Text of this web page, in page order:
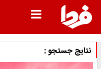
نتایج جستجو :